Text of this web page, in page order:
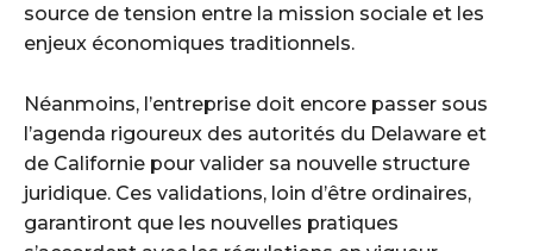
source de tension entre la mission sociale et les
enjeux économiques traditionnels.
Néanmoins, l’entreprise doit encore passer sous
l’agenda rigoureux des autorités du Delaware et
de Californie pour valider sa nouvelle structure
juridique. Ces validations, loin d’être ordinaires,
garantiront que les nouvelles pratiques